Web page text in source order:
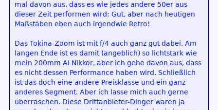
mal davon aus, dass es wie jedes andere 50er aus
dieser Zeit performen wird: Gut, aber nach heutigen
Maßstäben eben auch irgendwie Retro!
Das Tokina-Zoom ist mit f/4 auch ganz gut dabei. Am
langen Ende ist es damit (angeblich) so lichtstark wie
mein 200mm AI Nikkor, aber ich gehe davon aus, dass
es nicht dessen Performance haben wird. Schließlich
ist das doch eine andere Preisklasse und ein ganz
anderes Segment. Aber ich lasse mich auch gerne
überraschen. Diese Drittanbieter-Dinger waren ja